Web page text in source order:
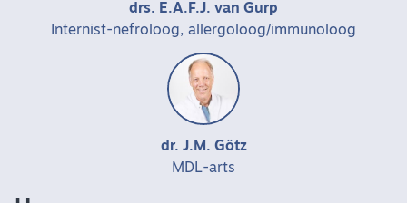
drs. E.A.F.J. van Gurp
Internist-nefroloog, allergoloog/immunoloog
dr. J.M. Götz
MDL-arts